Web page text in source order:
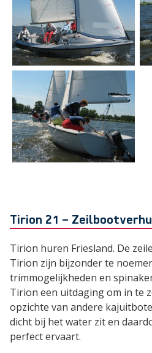
Tirion 21 –
Tirion huren Friesland. De
Tirion zijn bijzonder te
trimmogelijkheden en
Tirion een uitdaging om in te
opzichte van andere
dicht bij het water zit en
perfect ervaart.